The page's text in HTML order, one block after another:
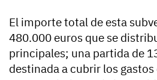
El importe total de esta
480.000 euros que se
principales; una partida de
destinada a cubrir los